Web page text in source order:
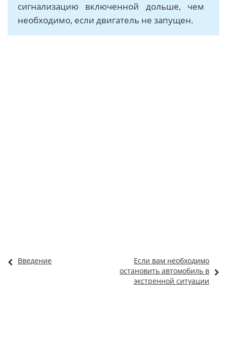
сигнализацию включенной дольше, чем
необходимо, если двигатель не запущен.
Введение
Если вам необходимо
остановить автомобиль в
экстренной ситуации